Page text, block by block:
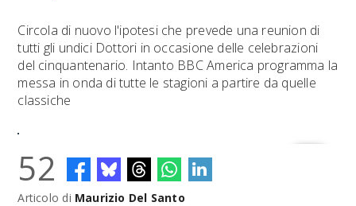
Circola di nuovo l'ipotesi che prevede una reunion di
tutti gli undici Dottori in occasione delle celebrazioni
del cinquantenario. Intanto BBC America programma la
messa in onda di tutte le stagioni a partire da quelle
classiche
52
Articolo di Maurizio Del Santo